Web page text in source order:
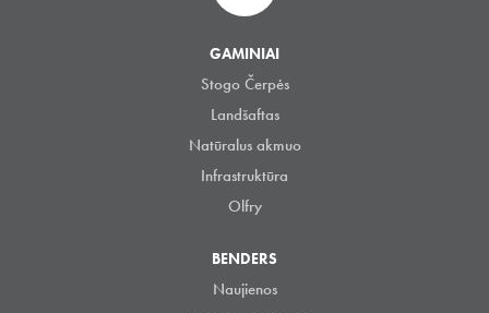
GAMINIAI
Stogo Čerpės
Landšaftas
Natūralus akmuo
Infrastruktūra
Olfry
BENDERS
Naujienos